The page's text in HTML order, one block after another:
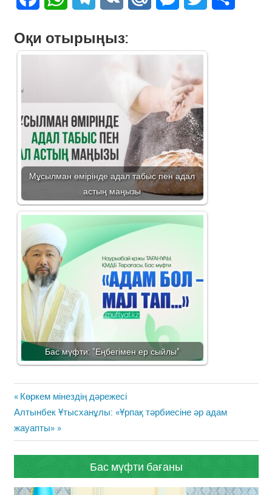
Оқи отырыңыз:
Мұсылман өмірінде адал табыс пен адал
астың маңызы
Бас мүфти: "Еңбегімен ер сыйлы"
Жазба
навигациясы
Previous
Post:
Көркем мінездің дәрежесі
Next
Post:
Алтынбек Ұтысханұлы: «Ұрпақ тәрбиесіне әр адам
жауапты»
Бас мүфти бағаны